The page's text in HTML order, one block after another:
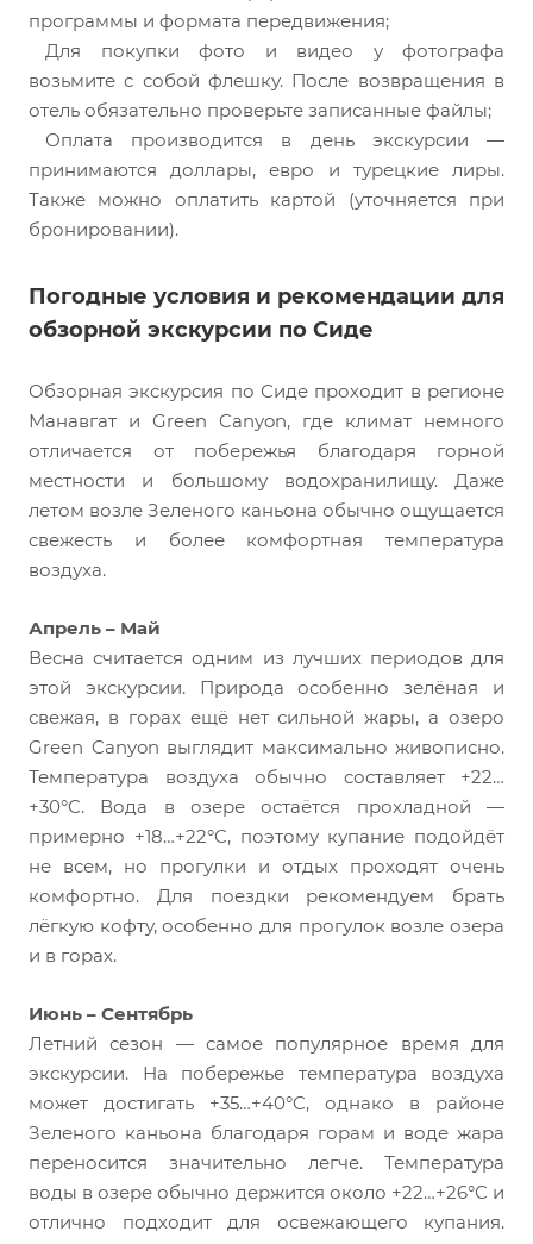
программы и формата передвижения;
Для покупки фото и видео у фотографа
возьмите с собой флешку. После возвращения в
отель обязательно проверьте записанные файлы;
Оплата производится в день экскурсии —
принимаются доллары, евро и турецкие лиры.
Также можно оплатить картой (уточняется при
бронировании).
Погодные условия и рекомендации для
обзорной экскурсии по Сиде
Обзорная экскурсия по Сиде проходит в регионе
Манавгат и Green Canyon, где климат немного
отличается от побережья благодаря горной
местности и большому водохранилищу. Даже
летом возле Зеленого каньона обычно ощущается
свежесть и более комфортная температура
воздуха.
Апрель – Май
Весна считается одним из лучших периодов для
этой экскурсии. Природа особенно зелёная и
свежая, в горах ещё нет сильной жары, а озеро
Green Canyon выглядит максимально живописно.
Температура воздуха обычно составляет +22…
+30°C. Вода в озере остаётся прохладной —
примерно +18…+22°C, поэтому купание подойдёт
не всем, но прогулки и отдых проходят очень
комфортно. Для поездки рекомендуем брать
лёгкую кофту, особенно для прогулок возле озера
и в горах.
Июнь – Сентябрь
Летний сезон — самое популярное время для
экскурсии. На побережье температура воздуха
может достигать +35…+40°C, однако в районе
Зеленого каньона благодаря горам и воде жара
переносится значительно легче. Температура
воды в озере обычно держится около +22…+26°C и
отлично подходит для освежающего купания.